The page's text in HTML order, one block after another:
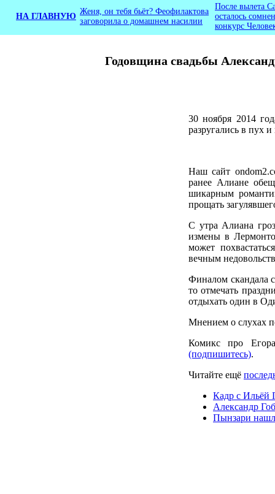
Годовщина свадьбы
НА ГЛАВНУЮ
Женя, он тебя бьёт? Феофилактова
заговорила о домашнем насилии
После вылета
осталось
конкурс
30 ноября 2014
разругались в пух и
Наш сайт
ранее Алиане
шикарным
прощать
С утра Алиана
измены в
может
вечным
Финалом скандала
то отмечать
отдыхать один в
Мнением о слухах
Комикс про
(подпишитесь).
Читайте ещё
Кадр с Ильёй
Александр
Пынзари